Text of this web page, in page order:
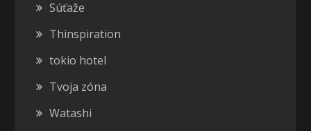
Súťaže
Thinspiration
tokio hotel
Tvoja zóna
Watashi